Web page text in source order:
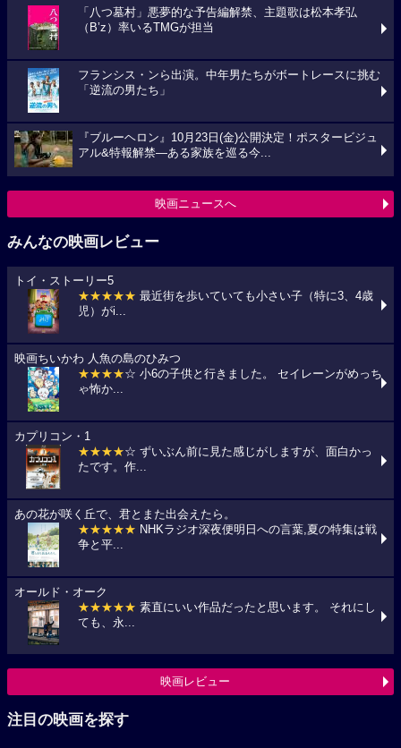
「八つ墓村」悪夢的な予告編解禁、主題歌は松本孝弘
（B’z）率いるTMGが担当
フランシス・ンら出演。中年男たちがボートレースに挑む
「逆流の男たち」
『ブルーヘロン』10月23日(金)公開決定！ポスタービジュ
アル&特報解禁―ある家族を巡る今...
映画ニュースへ
みんなの映画レビュー
トイ・ストーリー5
★★★★★ 最近街を歩いていても小さい子（特に3、4歳
児）がi...
映画ちいかわ 人魚の島のひみつ
★★★★☆ 小6の子供と行きました。 セイレーンがめっち
ゃ怖か...
カプリコン・1
★★★★☆ ずいぶん前に見た感じがしますが、面白かっ
たです。作...
あの花が咲く丘で、君とまた出会えたら。
★★★★★ NHKラジオ深夜便明日への言葉,夏の特集は戦
争と平...
オールド・オーク
★★★★★ 素直にいい作品だったと思います。 それにし
ても、永...
映画レビュー
注目の映画を探す